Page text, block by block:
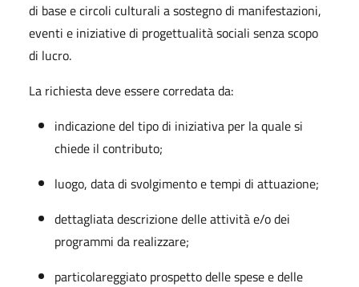
di base e circoli culturali a sostegno di manifestazioni,
eventi e iniziative di progettualità sociali senza scopo
di lucro.
La richiesta deve essere corredata da:
indicazione del tipo di iniziativa per la quale si
chiede il contributo;
luogo, data di svolgimento e tempi di attuazione;
dettagliata descrizione delle attività e/o dei
programmi da realizzare;
particolareggiato prospetto delle spese e delle